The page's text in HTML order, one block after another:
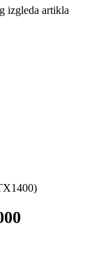
izgleda artikla